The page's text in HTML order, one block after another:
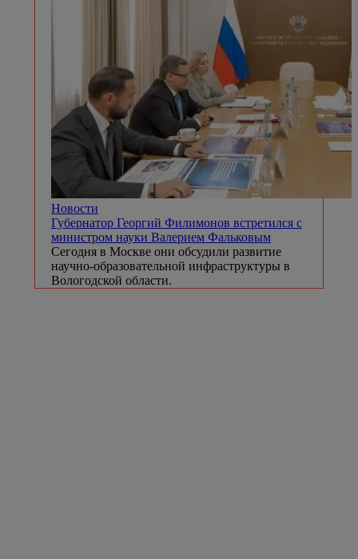
Новости
Губернатор Георгий Филимонов встретился с
министром науки Валерием Фальковым
Сегодня в Москве они обсудили развитие
научно-образовательной инфраструктуры в
Вологодской области.